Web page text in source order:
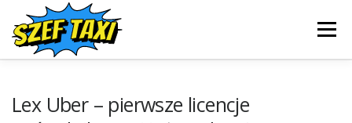
Przejdź
do
treści
Menu
Lex Uber – pierwsze licencje